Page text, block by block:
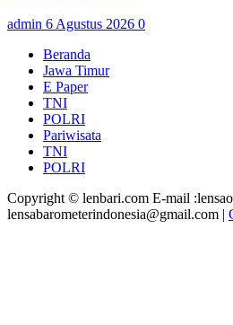
admin 6 Agustus 2026 0
Beranda
Jawa Timur
E Paper
TNI
POLRI
Pariwisata
TNI
POLRI
Copyright © lenbari.com E-mail
lensabarometerindonesia@gmail.com |